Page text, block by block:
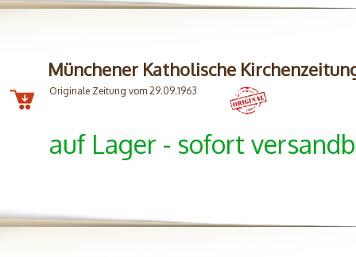
Münchener Katholische
Originale Zeitung vom 29.09.1963
auf Lager - sofort